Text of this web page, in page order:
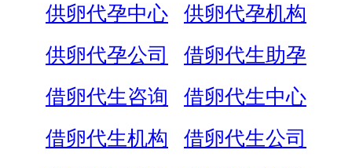
供卵代孕中心
供卵代孕机构
供卵代孕公司
借卵代生助孕
借卵代生咨询
借卵代生中心
借卵代生机构
借卵代生公司